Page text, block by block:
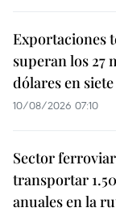
Exportaciones
superan los 27
dólares en
10/08/2026 07:10
Sector
transportar
anuales en la